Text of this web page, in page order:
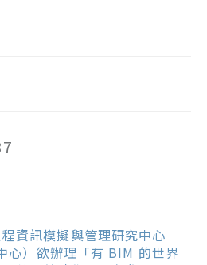
資訊模擬與管理研究中心
心）欲辦理「有 BIM 的世界